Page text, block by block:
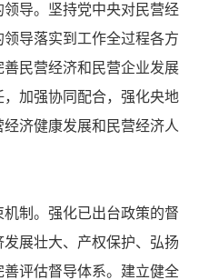
领导。坚持党中央对民营经
导落实到工作全过程各方
民营经济和民营企业发展
加强协同配合，强化央地
济健康发展和民营经济人
机制。强化已出台政策的督
展壮大、产权保护、弘扬
评估督导体系。建立健全